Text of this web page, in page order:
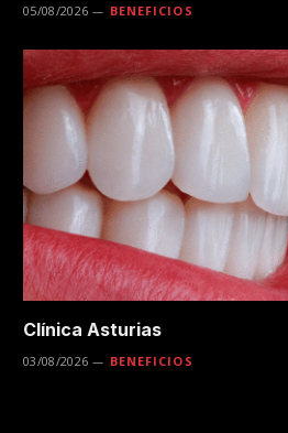
05/08/2026 BENEFICIOS
Clínica Asturias
03/08/2026 BENEFICIOS